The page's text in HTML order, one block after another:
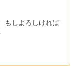
もしよろしければ